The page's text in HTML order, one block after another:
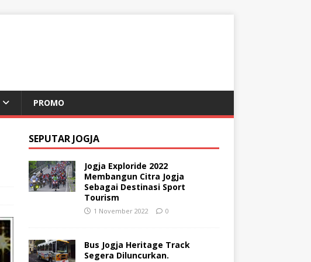
PROMO
SEPUTAR JOGJA
Jogja Exploride 2022
Membangun Citra Jogja
Sebagai Destinasi Sport
Tourism
1 November 2022 0
Bus Jogja Heritage Track
Segera Diluncurkan.